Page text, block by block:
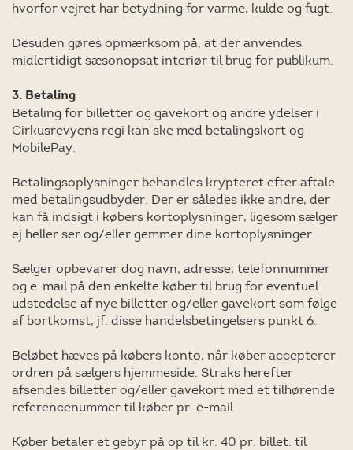
hvorfor vejret har betydning for varme, kulde og fugt.
Desuden gøres opmærksom på, at der anvendes
midlertidigt sæsonopsat interiør til brug for publikum.
3. Betaling
Betaling for billetter og gavekort og andre ydelser i
Cirkusrevyens regi kan ske med betalingskort og
MobilePay.
Betalingsoplysninger behandles krypteret efter aftale
med betalingsudbyder. Der er således ikke andre, der
kan få indsigt i købers kortoplysninger, ligesom sælger
ej heller ser og/eller gemmer dine kortoplysninger.
Sælger opbevarer dog navn, adresse, telefonnummer
og e-mail på den enkelte køber til brug for eventuel
udstedelse af nye billetter og/eller gavekort som følge
af bortkomst, jf. disse handelsbetingelsers punkt 6.
Beløbet hæves på købers konto, når køber accepterer
ordren på sælgers hjemmeside. Straks herefter
afsendes billetter og/eller gavekort med et tilhørende
referencenummer til køber pr. e-mail.
Køber betaler et gebyr på op til kr. 40 pr. billet. til